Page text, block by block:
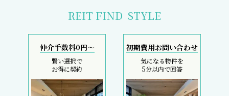
REIT FIND STYLE
仲介手数料0円～
賢い選択で
お得に契約
初期費用お問い合わせ
気になる物件を
5分以内で回答